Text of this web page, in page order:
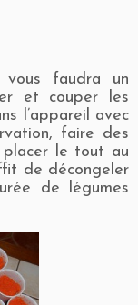
faudra un
et couper les
l’appareil avec
faire des
le tout au
de décongeler
de légumes